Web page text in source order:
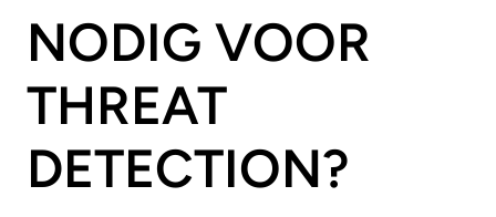
NODIG VOOR
THREAT
DETECTION?